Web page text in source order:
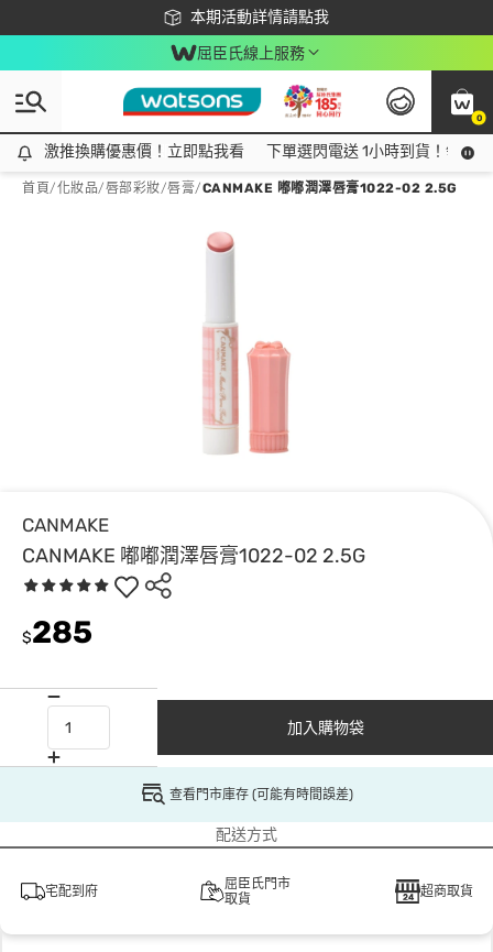
本期活動詳情請點我
下載app最高回饋$350
屈臣氏線上服務
0
激推換購優惠價！立即點我看
激推換購優惠價！立即點我看 下單選閃電送 1小時到貨！領神
首頁/化妝品/唇部彩妝/唇膏/CANMAKE 嘟嘟潤澤唇膏1022-02 2.5G
CANMAKE
CANMAKE 嘟嘟潤澤唇膏1022-02 2.5G
$285
加入購物袋
查看門市庫存 (可能有時間誤差)
配送方式
宅配到府
屈臣氏門市
取貨
超商取貨